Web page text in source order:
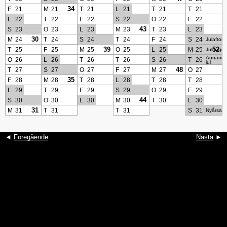
F
21 M 21 34 T 21 L 21 T 21 T
21
L
22 T 22 F 22 S 22 O 22 F
22
S 23 O 23 L 23 M 23 43 T 23 L
23
M 24 30 T 24 S 24 T 24 F 24 S 24 Julafton
T 25 F 25 M 25 39 O 25 L 25 M 25 52
Juldagen
O 26 L 26 T 26 T 26 S 26 T 26
jul
T 27 S 27 O 27 F 27 M 27 48 O 27
F
28 M 28 35 T 28 L 28 T 28 T
28
L
29 T 29 F 29 S 29 O 29 F
29
S 30 O 30 L 30 M 30 44 T 30 L
30
M 31 31 T 31 T 31 S 31
◄ Föregående Nästa►